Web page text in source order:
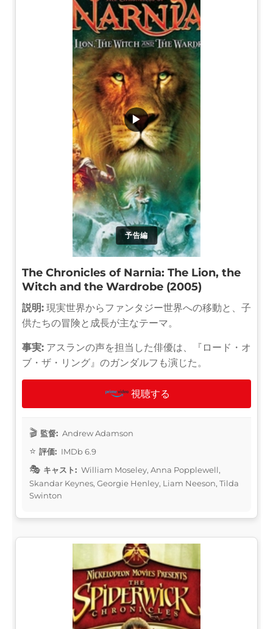
予告編
▶
The Chronicles of Narnia: The Lion, the
Witch and the Wardrobe (2005)
説明: 現実世界からファンタジー世界への移動と、子
供たちの冒険と成長が主なテーマ。
事実: アスランの声を担当した俳優は、『ロード・オ
ブ・ザ・リング』のガンダルフも演じた。
視聴する
監督: Andrew Adamson
評価: IMDb 6.9
キャスト: William Moseley, Anna Popplewell,
Skandar Keynes, Georgie Henley, Liam Neeson, Tilda
Swinton